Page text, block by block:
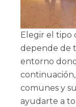
Elegir el tipo
depende de
entorno
comunes y
ayudarte a